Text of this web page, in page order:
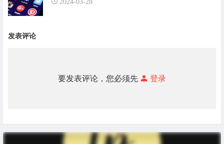
2024-03-28
发表评论
要发表评论，您必须先 登录